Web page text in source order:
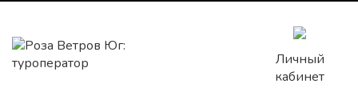
Личный
кабинет